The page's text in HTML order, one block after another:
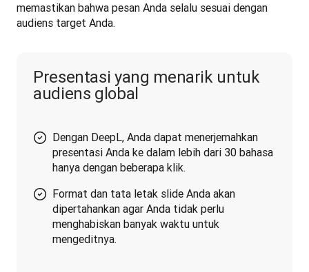
memastikan bahwa pesan Anda selalu sesuai dengan
audiens target Anda.
Presentasi yang menarik untuk
audiens global
Dengan DeepL, Anda dapat menerjemahkan
presentasi Anda ke dalam lebih dari 30 bahasa
hanya dengan beberapa klik.
Format dan tata letak slide Anda akan
dipertahankan agar Anda tidak perlu
menghabiskan banyak waktu untuk
mengeditnya.